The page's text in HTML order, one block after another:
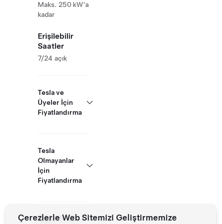
Maks. 250 kW'a
kadar
Erişilebilir
Saatler
7/24 açık
Tesla ve
Üyeler İçin
Fiyatlandırma
Tesla
Olmayanlar
İçin
Fiyatlandırma
Diğer EV'lere
Çerezlerle Web Sitemizi Geliştirmemize